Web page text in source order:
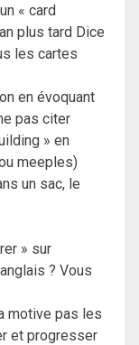
« card
plus tard Dice
les cartes
en évoquant
pas citer
» en
meeples)
un sac, le
» sur
? Vous
motive pas les
et progresser